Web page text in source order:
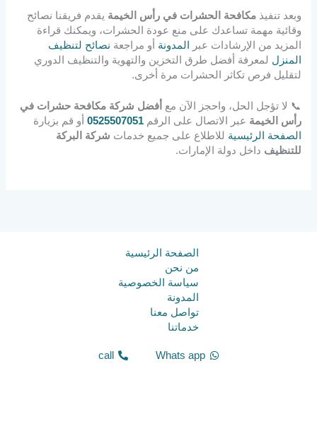
وبعد تنفيذمكافحة الحشرات في رأس الخيمة يقدم فريقنا نصائح
وقائية مهمة تساعدك على منع عودة الحشرات، ويمكنك قراءة
المزيد من الإرشادات عبر
المدونة أو مراجعة نصائح لتنظيف
المنزل لمعرفة أفضل طرق التخزين والتهوية والتنظيف الدوري
لتقليل فرص تكاثر الحشرات مرة أخرى.
📞 لا تؤجل الحل، واحجز الآن مع أفضل شركة مكافحة حشرات في
رأس الخيمة عبر الاتصال على الرقم0525507051 أو قم بزيارة
الصفحة الرئيسية للاطلاع على جميع خدمات شركة البركة
للتنظيف داخل دولة الإمارات.
الصفحة الرئيسية
من نحن
سياسة الخصوصية
المدونة
تواصل معنا
خدماتنا
Whats app
call